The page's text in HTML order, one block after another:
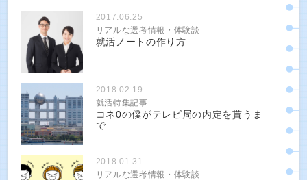
2017.06.25
リアルな選考情報・体験談
就活ノートの作り方
2018.02.19
就活特集記事
コネ0の僕がテレビ局の内定を貰うま
で
2018.01.31
リアルな選考情報・体験談